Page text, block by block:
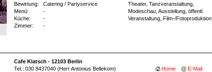
Bewirtung:
Catering / Partyservice
Menü:
-
Küche:
-
Zimmer:
-
Theater, Tanzveranstaltung,
Modeschau, Ausstellung, öffentl.
Veranstaltung, Film-/Fotoproduktion
Cafe Klatsch - 12103 Berlin
Tel.: 030 8437040 (Herr Antonius Bellekom)
Home E-Mail